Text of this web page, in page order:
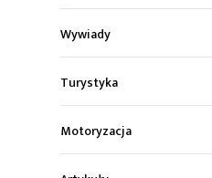
Wywiady
Turystyka
Motoryzacja